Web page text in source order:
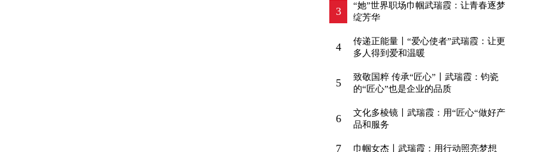
3
“她”世界职场巾帼武瑞霞：让青春逐梦
绽芳华
4
传递正能量〡“爱心使者”武瑞霞：让更
多人得到爱和温暖
5
致敬国粹 传承“匠心”〡武瑞霞：钧瓷
的“匠心”也是企业的品质
6
文化多棱镜〡武瑞霞：用“匠心“做好产
品和服务
7 巾帼女杰〡武瑞霞：用行动照亮梦想